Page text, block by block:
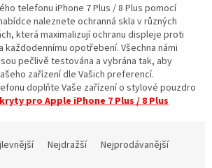
telefonu iPhone 7 Plus / 8 Plus pomocí
naleznete ochranná skla v různých
která maximalizují ochranu displeje proti
každodennímu opotřebení. Všechna námi
pečlivě testována a vybrána tak, aby
zařízení dle Vašich preferencí.
doplňte Vaše zařízení o stylové pouzdro
pro Apple iPhone 7 Plus / 8 Plus
Nejdražší
Nejprodávanější